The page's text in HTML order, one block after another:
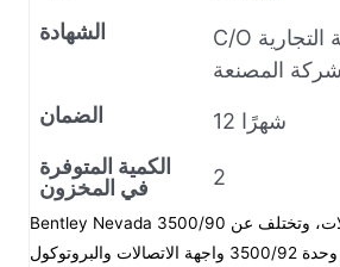
الشهادة
C/O من الغرفة التجارية C/Q
المصنعة
الضمان
12 شهرًا
الكمية المتوفرة
في المخزون
2
Bentley Nevada 3500/90 هي وحدة بوابة اتصالات، وتختلف عن
3500/92: تدعم وحدة 3500/92 واجهة الاتصالات والبروتوكول